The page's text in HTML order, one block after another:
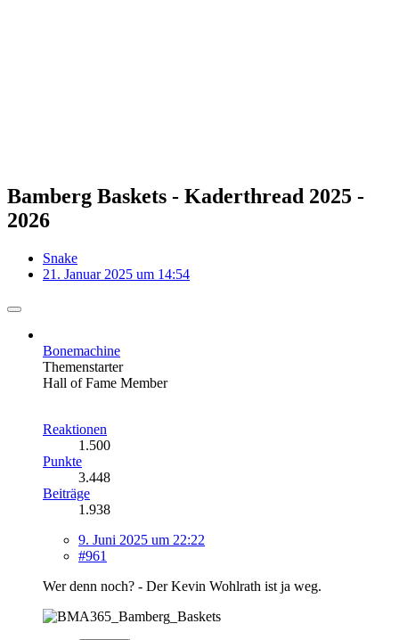
Bamberg Baskets - Kaderthread 2025 -
2026
Snake
21. Januar 2025 um 14:54
Bonemachine
Themenstarter
Hall of Fame Member
Reaktionen
1.500
Punkte
3.448
Beiträge
1.938
9. Juni 2025 um 22:22
#961
Wer denn noch? - Der Kevin Wohlrath ist ja weg.